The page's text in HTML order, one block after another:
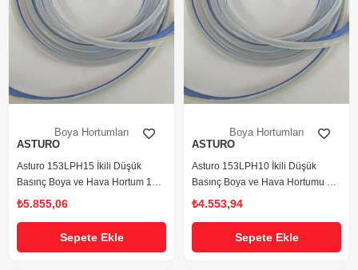
Boya Hortumları
ASTURO
Asturo 153LPH15 İkili Düşük
Basınç Boya ve Hava Hortum 15
mt.
₺5.855,06
Sepete Ekle
Boya Hortumları
ASTURO
Asturo 153LPH10 İkili Düşük
Basınç Boya ve Hava Hortumu 10
mt.
₺4.553,94
Sepete Ekle